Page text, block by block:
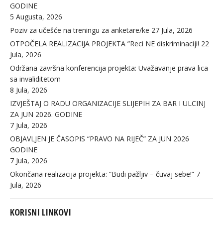
GODINE
5 Augusta, 2026
Poziv za učešće na treningu za anketare/ke 27 Jula, 2026
OTPOČELA REALIZACIJA PROJEKTA ”Reci NE diskriminaciji! 22
Jula, 2026
Održana završna konferencija projekta: Uvažavanje prava lica
sa invaliditetom
8 Jula, 2026
IZVJEŠTAJ O RADU ORGANIZACIJE SLIJEPIH ZA BAR I ULCINJ
ZA JUN 2026. GODINE
7 Jula, 2026
OBJAVLJEN JE ČASOPIS “PRAVO NA RIJEČ” ZA JUN 2026
GODINE
7 Jula, 2026
Okončana realizacija projekta: “Budi pažljiv – čuvaj sebe!” 7
Jula, 2026
KORISNI LINKOVI